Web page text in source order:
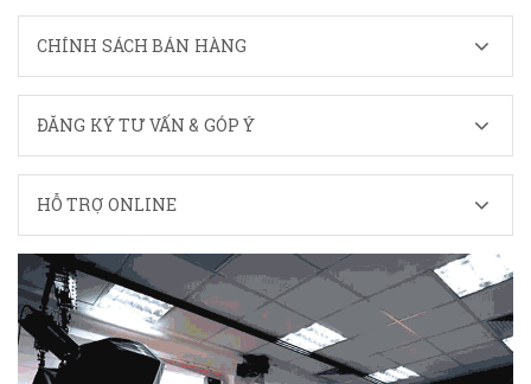
CHÍNH SÁCH BÁN HÀNG
ĐĂNG KÝ TƯ VẤN & GÓP Ý
HỖ TRỢ ONLINE